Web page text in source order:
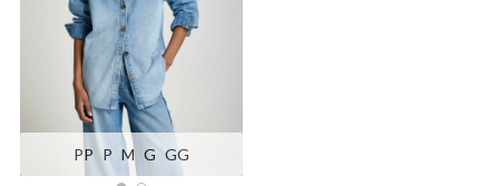
PP P M G GG